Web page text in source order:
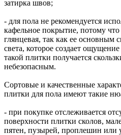
затирка швов;
- для пола не рекомендуется
кафельное покрытие, потому
глянцевая, так как ее основным
света, которое создает
такой плитки получается
небезопасным.
Сортовые и качественные
плитки для пола имеют такие
- при покупке отслеживается
поверхности плитки сколов,
пятен, пузырей, проплешин или